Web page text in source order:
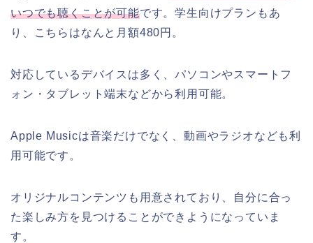
いつでも聴くことが可能です。学生向けプランもあ
り、こちらはなんと月額480円。
対応しているデバイスは多く、パソコンやスマートフ
ォン・タブレット端末などから利用可能。
Apple Musicは音楽だけでなく、動画やラジオなども利
用可能です。
オリジナルコンテンツも用意されており、自分に合っ
た楽しみ方を見つけることができようになっていま
す。